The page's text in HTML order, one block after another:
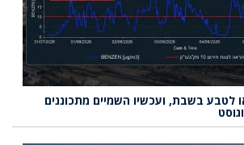
לטבע בשבת, ועכשיו השמיים מתכוננים